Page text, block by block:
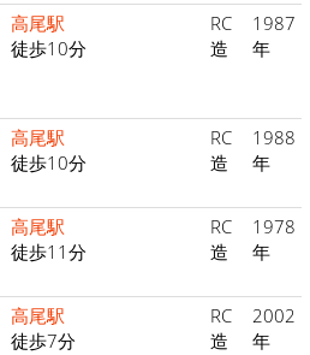
高尾駅
徒歩10分
RC
造
1987
年
高尾駅
徒歩10分
RC
造
1988
年
高尾駅
徒歩11分
RC
造
1978
年
高尾駅
徒歩7分
RC
造
2002
年